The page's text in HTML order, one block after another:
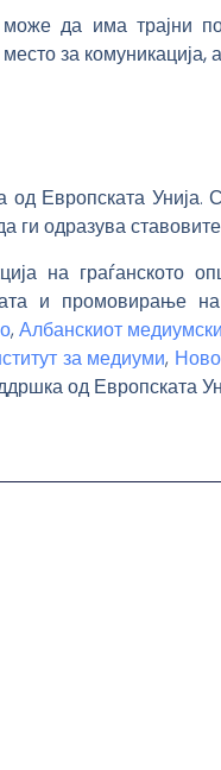
да има трајни
за комуникација,
Европската Унија.
ги одразува
на граѓанското
и промовирање
, Албанскиот
за медиуми,
од Европската